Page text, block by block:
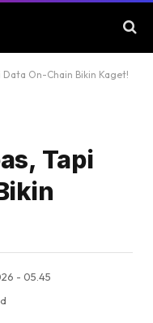
Data On-Chain Bikin Kaget!
Tapi
- 05.45